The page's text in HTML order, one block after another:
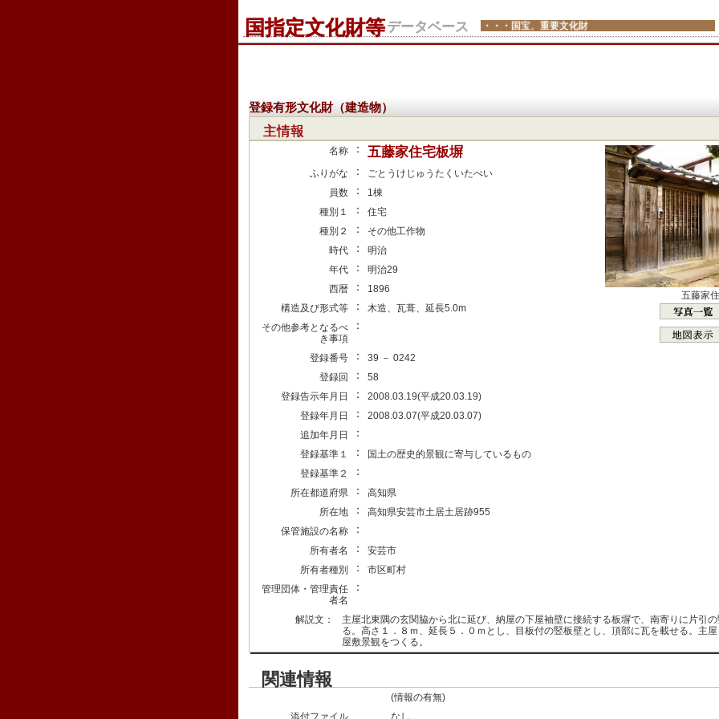
国指定文化財等データベース ・・・国宝、重要文化財
登録有形文化財（建造物）
主情報
名称 ： 五藤家住宅板塀
ふりがな ：
ごとうけじゅうたくいたべい
員数
：
1棟
種別１
：
住宅
種別２
：
その他工作物
時代
：
明治
年代
：
明治29
西暦
：
1896
構造及び形式等
：
木造、瓦葺、延長5.0m
その他参考となるべ
き事項
：
登録番号 ：
39 － 0242
登録回
：
58
登録告示年月日
：
2008.03.19(平成20.03.19)
登録年月日
：
2008.03.07(平成20.03.07)
追加年月日
：
登録基準１ ：
国土の歴史的景観に寄与しているもの
登録基準２
：
所在都道府県 ：
高知県
所在地
：
高知県安芸市土居土居跡955
保管施設の名称
：
所有者名 ：
安芸市
所有者種別
：
市区町村
管理団体・管理責任
者名
：
五藤家
解説文：
主屋北東隅の玄関脇から北に延び、納屋の下屋袖壁に接続する板塀で、南寄りに片引
る。高さ１．８ｍ、延長５．０ｍとし、目板付の竪板壁とし、頂部に瓦を載せる。主
屋敷景観をつくる。
関連情報
(情報の有無)
添付ファイル
なし